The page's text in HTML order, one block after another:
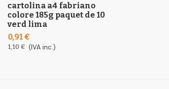
cartolina a4 fabriano
colore 185g paquet de 10
verd lima
0,91 €
1,10 € (IVA inc.)